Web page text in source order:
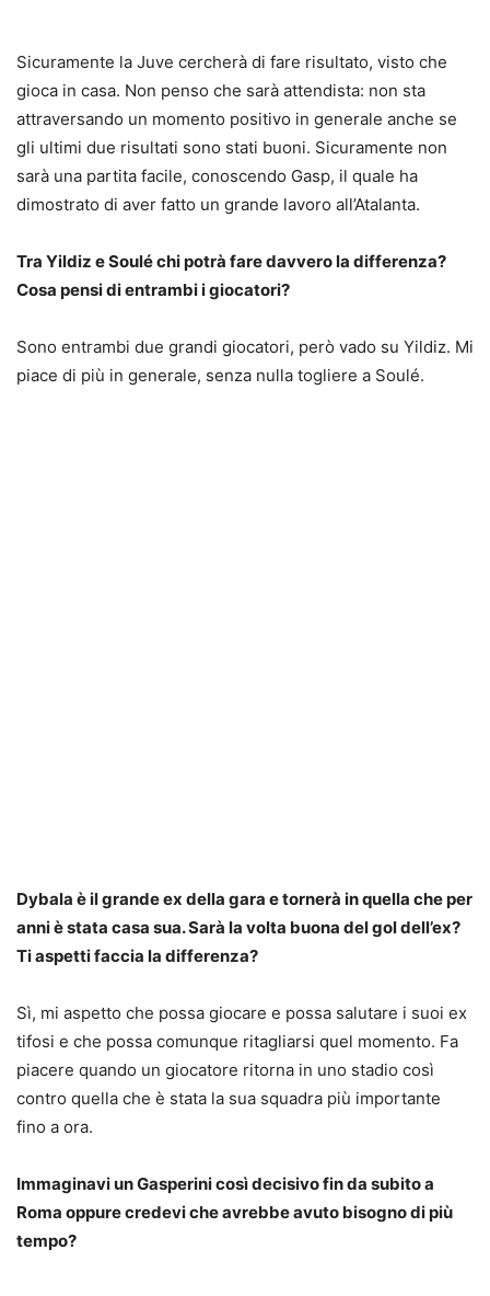
Sicuramente la Juve cercherà di fare risultato, visto che
gioca in casa. Non penso che sarà attendista: non sta
attraversando un momento positivo in generale anche se
gli ultimi due risultati sono stati buoni. Sicuramente non
sarà una partita facile, conoscendo Gasp, il quale ha
dimostrato di aver fatto un grande lavoro all’Atalanta.
Tra Yildiz e Soulé chi potrà fare davvero la differenza?
Cosa pensi di entrambi i giocatori?
Sono entrambi due grandi giocatori, però vado su Yildiz. Mi
piace di più in generale, senza nulla togliere a Soulé.
Dybala è il grande ex della gara e tornerà in quella che per
anni è stata casa sua. Sarà la volta buona del gol dell’ex?
Ti aspetti faccia la differenza?
Sì, mi aspetto che possa giocare e possa salutare i suoi ex
tifosi e che possa comunque ritagliarsi quel momento. Fa
piacere quando un giocatore ritorna in uno stadio così
contro quella che è stata la sua squadra più importante
fino a ora.
Immaginavi un Gasperini così decisivo fin da subito a
Roma oppure credevi che avrebbe avuto bisogno di più
tempo?